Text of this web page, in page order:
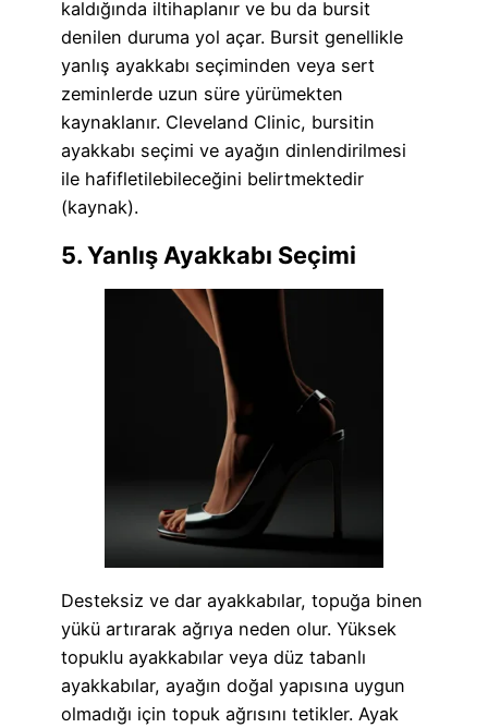
kaldığında iltihaplanır ve bu da bursit
denilen duruma yol açar. Bursit genellikle
yanlış ayakkabı seçiminden veya sert
zeminlerde uzun süre yürümekten
kaynaklanır. Cleveland Clinic, bursitin
ayakkabı seçimi ve ayağın dinlendirilmesi
ile hafifletilebileceğini belirtmektedir
(kaynak).
5. Yanlış Ayakkabı Seçimi
Desteksiz ve dar ayakkabılar, topuğa binen
yükü artırarak ağrıya neden olur. Yüksek
topuklu ayakkabılar veya düz tabanlı
ayakkabılar, ayağın doğal yapısına uygun
olmadığı için topuk ağrısını tetikler. Ayak